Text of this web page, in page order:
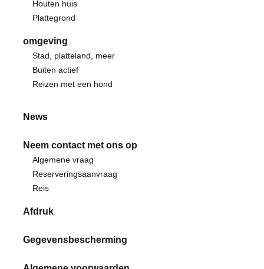
Houten huis
Plattegrond
omgeving
Stad, platteland, meer
Buiten actief
Reizen met een hond
News
Neem contact met ons op
Algemene vraag
Reserveringsaanvraag
Reis
Afdruk
Gegevensbescherming